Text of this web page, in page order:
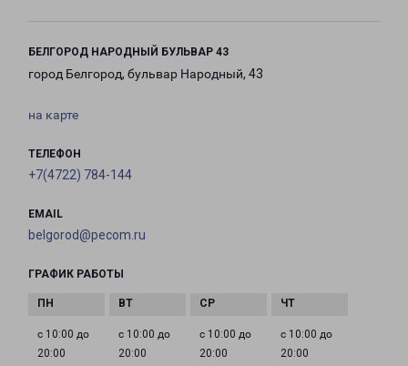
БЕЛГОРОД НАРОДНЫЙ БУЛЬВАР 43
город Белгород, бульвар Народный, 43
на карте
ТЕЛЕФОН
+7(4722) 784-144
EMAIL
belgorod@pecom.ru
ГРАФИК РАБОТЫ
с 10:00 до
20:00
с 10:00 до
20:00
с 10:00 до
20:00
с 10:00 до
20:00